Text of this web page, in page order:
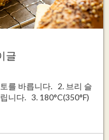
글
를 바릅니다. 2. 브리 슬
니다. 3. 180°C(350°F)